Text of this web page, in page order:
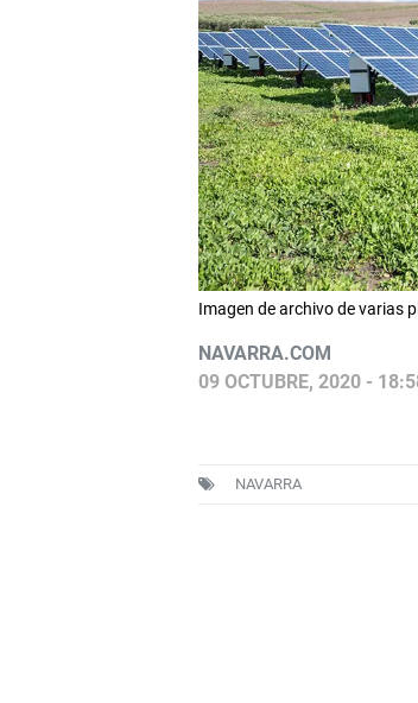
Imagen de archivo de varias
NAVARRA.COM
09 OCTUBRE, 2020 -
NAVARRA